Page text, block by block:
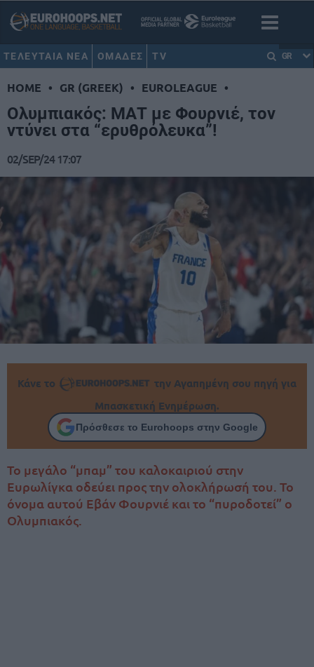
ΤΕΛΕΥΤΑΙΑ ΝΕΑ ΟΜΑΔΕΣ TV GR
HOME • GR (GREEK) • EUROLEAGUE •
Ολυμπιακός: ΜΑΤ με Φουρνιέ, τον
ντύνει στα “ερυθρόλευκα”!
02/SEP/24 17:07
Κάνε το
την Αγαπημένη σου πηγή για
Μπασκετική Ενημέρωση.
Πρόσθεσε το Eurohoops στην Google
Το μεγάλο “μπαμ” του καλοκαιριού στην
Ευρωλίγκα οδεύει προς την ολοκλήρωσή του. Το
όνομα αυτού Εβάν Φουρνιέ και το “πυροδοτεί” ο
Ολυμπιακός.